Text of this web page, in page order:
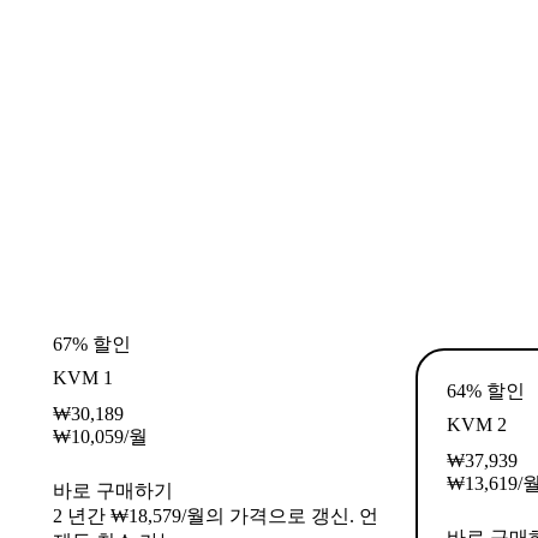
67% 할인
KVM 1
₩30,189
₩10,059/월
바로 구매하기
2 년간 ₩18,579/월의 가격으로 갱신. 언
64% 할인
KVM 2
₩37,939
₩13,619/